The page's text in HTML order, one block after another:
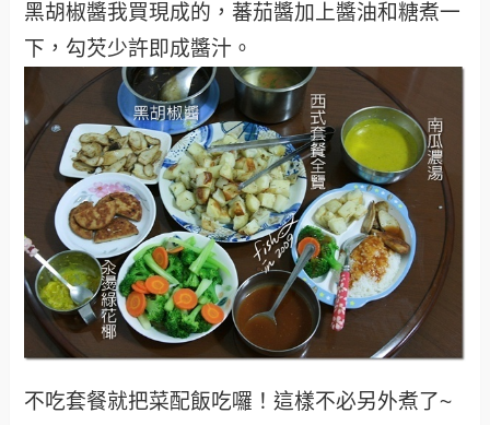
黑胡椒醬我買現成的，蕃茄醬加上醬油和糖煮一
下，勾芡少許即成醬汁。
不吃套餐就把菜配飯吃囉！這樣不必另外煮了~